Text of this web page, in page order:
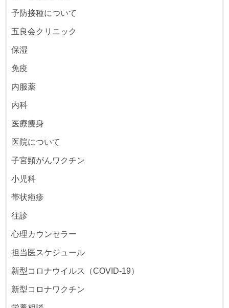
予防接種について
五良会クリニック
保湿
免疫
内服薬
内科
医療痩身
医院について
子宮頸がんワクチン
小児科
帯状疱疹
往診
心理カウンセラー
担当医スケジュール
新型コロナウイルス（COVID-19）
新型コロナワクチン